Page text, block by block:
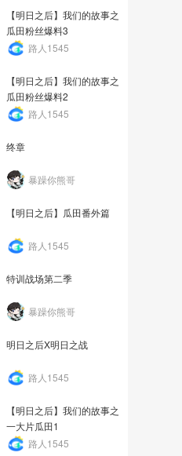
1.1万
【明日之后】我们的故事之
瓜田粉丝爆料3
路人1545
【明日之后】我们的故事之
瓜田粉丝爆料2
路人1545
终章
暴躁你熊哥
【明日之后】瓜田番外篇
路人1545
特训战场第二季
暴躁你熊哥
明日之后X明日之战
路人1545
【明日之后】我们的故事之
一大片瓜田1
路人1545